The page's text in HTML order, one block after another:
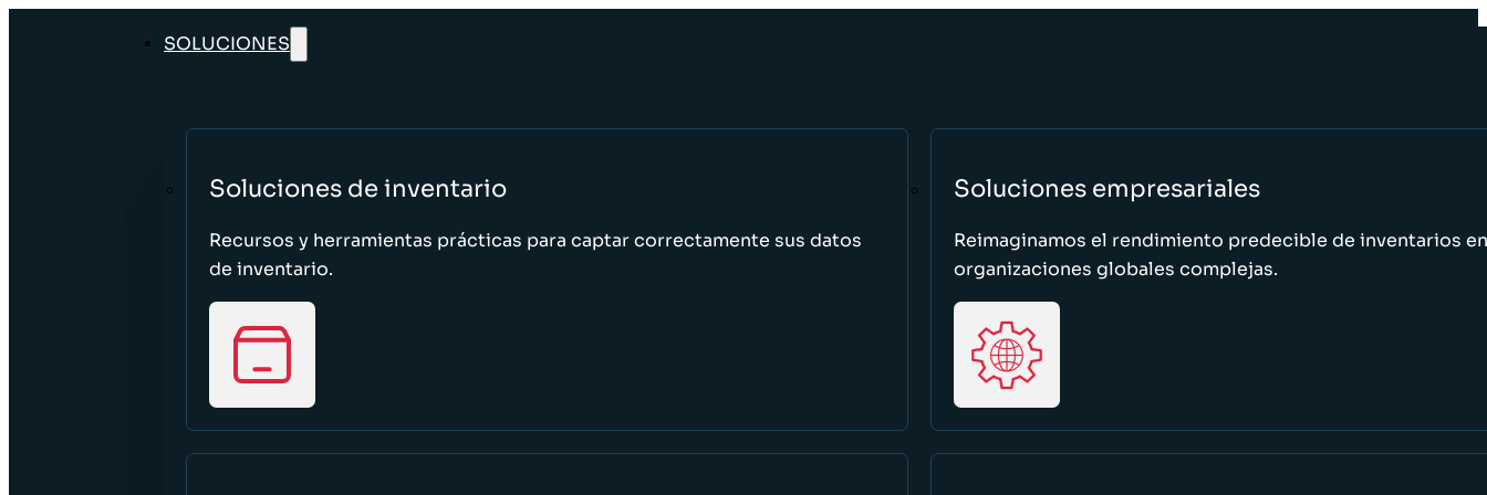
SOLUCIONES
Soluciones de inventario
Recursos y herramientas prácticas para captar correctamente sus datos
de inventario.
Soluciones empresariales
Reimaginamos el rendimiento predecible de inventarios en
organizaciones globales complejas.